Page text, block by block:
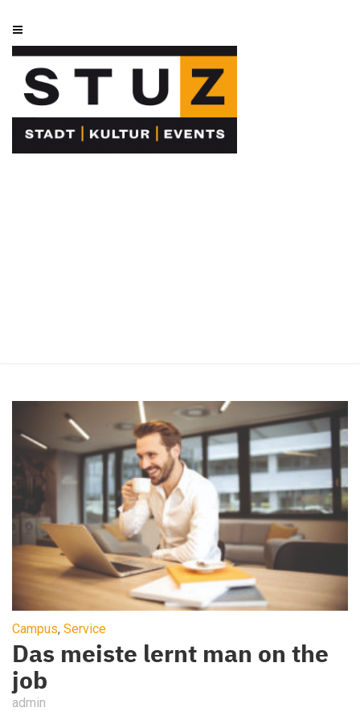
Campus, Service
Das meiste lernt man on the
job
admin